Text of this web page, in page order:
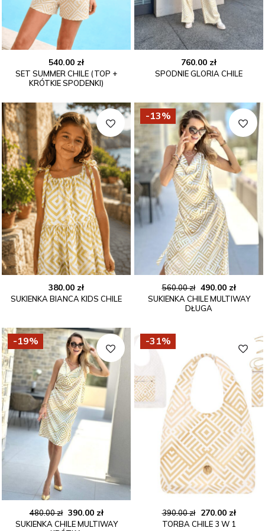
540.00 zł
SET SUMMER CHILE (TOP +
KRÓTKIE SPODENKI)
760.00 zł
SPODNIE GLORIA CHILE
380.00 zł
SUKIENKA BIANCA KIDS CHILE
-13%
560.00zł Pierwotna
cena
wynosiła:
490.00 zł
cena
SUKIENKA CHILE MULTIWAY
DŁUGA
-19%
480.00zł Pierwotna
cena
390.00 złAktualna
cena
SUKIENKA CHILE MULTIWAY
-31%
390.00zł
Pierwotna
cena
270.00 zł
cena
TORBA CHILE 3 W 1